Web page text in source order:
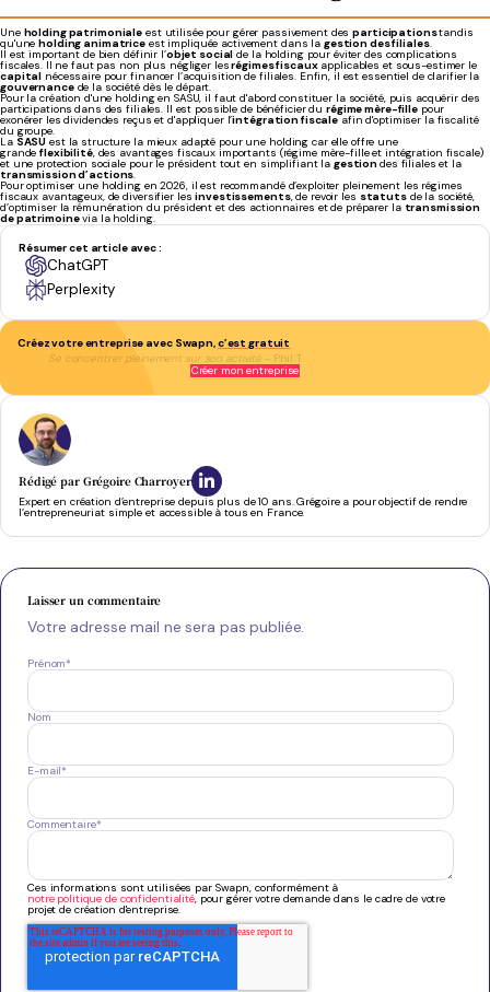
Une holding patrimoniale est utilisée pour gérer passivement desparticipationstandis
qu'uneholding animatrice est impliquée activement dans la gestion des filiales.
Il est important de bien définir l’objet social de la holding pour éviter des complications
fiscales. Il ne faut pas non plus négliger lesrégimes fiscauxapplicables et sous-estimer le
capital nécessaire pour financer l’acquisition de filiales. Enfin, il est essentiel de clarifier la
gouvernancede la société dès le départ.
Pour la création d'une holding en SASU, il faut d'abord constituer la société, puis acquérir des
participations dans des filiales. Il est possible de bénéficier du régime mère-fillepour
exonérer les dividendes reçus et d'appliquer l’intégration fiscaleafin d'optimiser la fiscalité
du groupe.
La SASU est la structure la mieux adapté pour une holding car elle offre une
grandeflexibilité, des avantages fiscaux importants (régime mère-fille et intégration fiscale)
et une protection sociale pour le président tout en simplifiant la gestiondes filiales et la
transmission d’actions.
Pour optimiser une holding en 2026, il est recommandé d’exploiter pleinement les régimes
fiscaux avantageux, de diversifier lesinvestissements, de revoir les statutsde la société,
d’optimiser la rémunération du président et des actionnaires et de préparer la transmission
de patrimoinevia la holding.
Résumer cet article avec :
ChatGPT
Perplexity
Créez votre entreprise avec Swapn,c’est gratuit
Se concentrer pleinement sur son activité - Phil T.
Créer mon entreprise
Rédigé par Grégoire Charroyer
Expert en création d’entreprise depuis plus de 10 ans. Grégoire a pour objectif de rendre
l’entrepreneuriat simple et accessible à tous en France.
Laisser un commentaire
Votre adresse mail ne sera pas publiée.
Prénom*
Nom
E-mail*
Commentaire*
Ces informations sont utilisées par Swapn, conformément à
notre politique de confidentialité, pour gérer votre demande dans le cadre de votre
projet de création d'entreprise.